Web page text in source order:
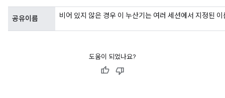
공유이름 비어 있지 않은 경우 이 누산기는 여러 세션에서 지정된
도움이 되었나요?